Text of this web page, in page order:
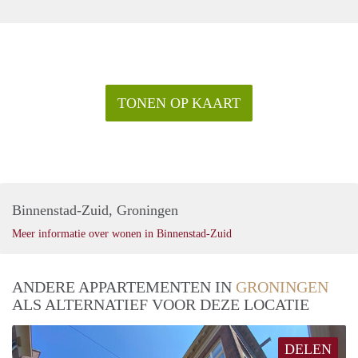
TONEN OP KAART
Binnenstad-Zuid, Groningen
Meer informatie over wonen in Binnenstad-Zuid
ANDERE APPARTEMENTEN IN GRONINGEN
ALS ALTERNATIEF VOOR DEZE LOCATIE
DELEN